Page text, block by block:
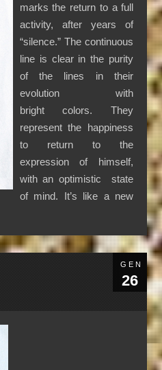
marks the return to a full
activity, after years of
“silence.” The continuous
line is clear in the purity
of the lines in their
evolution with
bright colors. They
represent the happiness
to return to the
expression of himself,
with an optimistic state
of mind. It’s like a new
GEN
26